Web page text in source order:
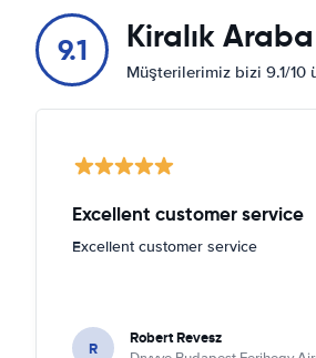
9.1 Kiralık
Müşterilerimiz bizi 9.1/10
Excellent customer service
Excellent customer service
R Robert Revesz